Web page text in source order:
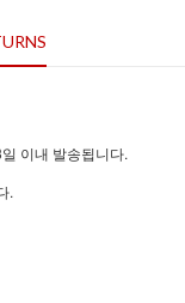
이내 발송됩니다.
.